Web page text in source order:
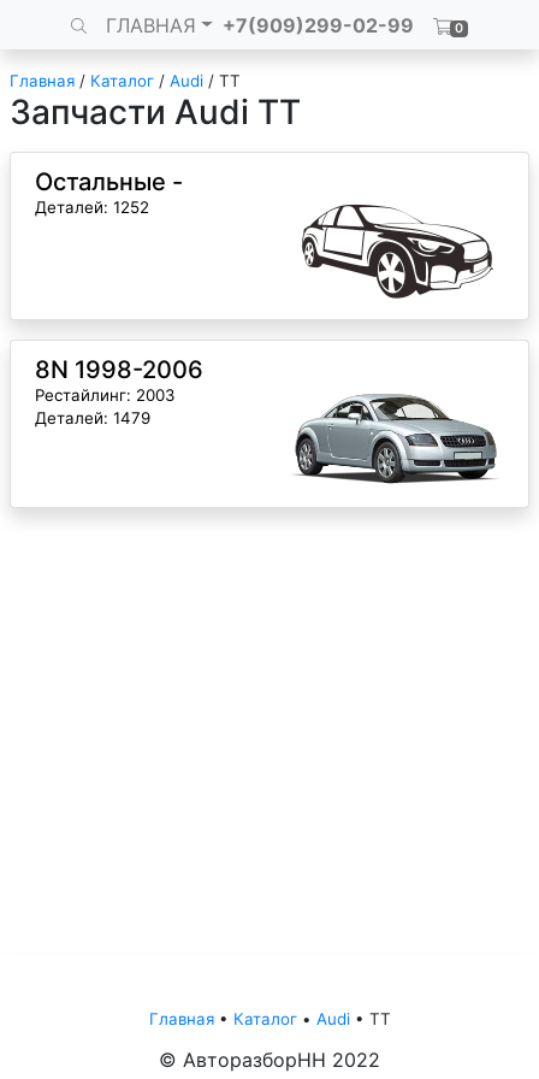
ГЛАВНАЯ +7(909)299-02-99 0
Главная / Каталог / Audi / TT
Запчасти Audi TT
Остальные -
Деталей: 1252
8N 1998-2006
Рестайлинг: 2003
Деталей: 1479
Главная• Каталог• Audi• TT
© АвторазборНН 2022